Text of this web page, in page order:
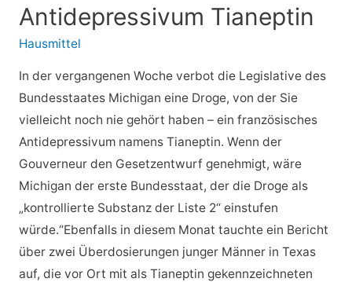
Antidepressivum Tianeptin
Hausmittel
In der vergangenen Woche verbot die Legislative des
Bundesstaates Michigan eine Droge, von der Sie
vielleicht noch nie gehört haben – ein französisches
Antidepressivum namens Tianeptin. Wenn der
Gouverneur den Gesetzentwurf genehmigt, wäre
Michigan der erste Bundesstaat, der die Droge als
„kontrollierte Substanz der Liste 2“ einstufen
würde.“Ebenfalls in diesem Monat tauchte ein Bericht
über zwei Überdosierungen junger Männer in Texas
auf, die vor Ort mit als Tianeptin gekennzeichneten